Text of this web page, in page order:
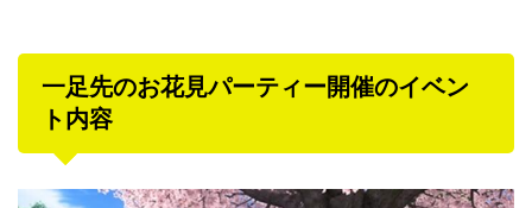
一足先のお花見パーティー開催のイベン
ト内容